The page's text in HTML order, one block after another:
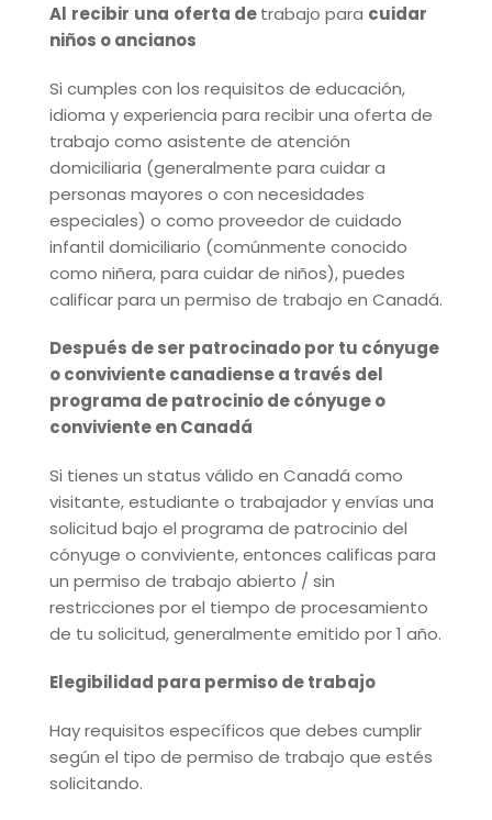
Al recibir una oferta detrabajo para cuidar
niños o ancianos
Si cumples con los requisitos de educación,
idioma y experiencia para recibir una oferta de
trabajo como asistente de atención
domiciliaria (generalmente para cuidar a
personas mayores o con necesidades
especiales) o como proveedor de cuidado
infantil domiciliario (comúnmente conocido
como niñera, para cuidar de niños), puedes
calificar para un permiso de trabajo en Canadá.
Después de ser patrocinado por tu cónyuge
o conviviente canadiense a través del
programa de patrocinio de cónyuge o
conviviente en Canadá
Si tienes un status válido en Canadá como
visitante, estudiante o trabajador y envías una
solicitud bajo el programa de patrocinio del
cónyuge o conviviente, entonces calificas para
un permiso de trabajo abierto / sin
restricciones por el tiempo de procesamiento
de tu solicitud, generalmente emitido por 1 año.
Elegibilidad para permiso de trabajo
Hay requisitos específicos que debes cumplir
según el tipo de permiso de trabajo que estés
solicitando.